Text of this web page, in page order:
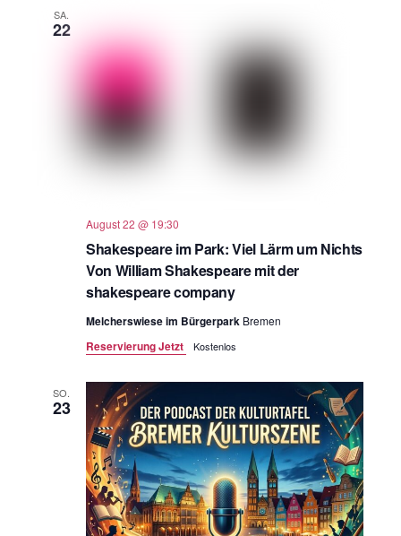
SA.
22
Shakespeare im Park: Viel Lärm um Nichts
Von William Shakespeare mit der
shakespeare company
August 22 @ 19:30
Melcherswiese im Bürgerpark Bremen
Reservierung Jetzt Kostenlos
SO.
23